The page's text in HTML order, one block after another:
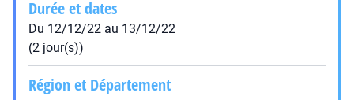
Durée et dates
Du 12/12/22 au 13/12/22
(2 jour(s))
Région et Département